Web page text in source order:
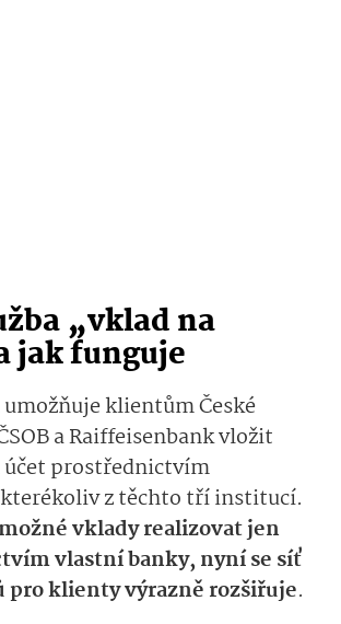
„vklad na
jak funguje
umožňuje klientům České
a Raiffeisenbank vložit
prostřednictvím
z těchto tří institucí.
vklady realizovat jen
vlastní banky, nyní se síť
pro klienty výrazně rozšiřuje.